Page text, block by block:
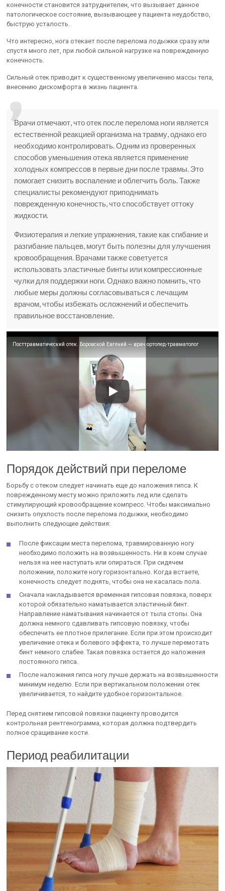
конечности становится затруднителен, что вызывает данное
патологическое состояние, вызывающее у пациента неудобство,
быструю усталость.
Что интересно, нога отекает после перелома лодыжки сразу или
спустя много лет, при любой сильной нагрузке на поврежденную
конечность.
Сильный отек приводит к существенному увеличению массы тела,
внесению дискомфорта в жизнь пациента.
Врачи отмечают, что отек после перелома ноги является
естественной реакцией организма на травму, однако его
необходимо контролировать. Одним из проверенных
способов уменьшения отека является применение
холодных компрессов в первые дни после травмы. Это
помогает снизить воспаление и облегчить боль. Также
специалисты рекомендуют приподнимать
поврежденную конечность, что способствует оттоку
жидкости.
Физиотерапия и легкие упражнения, такие как сгибание и
разгибание пальцев, могут быть полезны для улучшения
кровообращения. Врачами также советуется
использовать эластичные бинты или компрессионные
чулки для поддержки ноги. Однако важно помнить, что
любые меры должны согласовываться с лечащим
врачом, чтобы избежать осложнений и обеспечить
правильное восстановление.
Посттравматический отек. Боровской Евгений — врач ортопед-травматолог
Порядок действий при переломе
Борьбу с отеком следует начинать еще до наложения гипса. К
поврежденному месту можно приложить лед или сделать
стимулирующий кровообращение компресс. Чтобы максимально
снизить опухлость после перелома лодыжки, необходимо
выполнить следующие действия:
После фиксации места перелома, травмированную ногу
необходимо положить на возвышенность. Ни в коем случае
нельзя на нее наступать или опираться. При сидячем
положении, положите ногу горизонтально. Когда встаете,
конечность следует поднять, чтобы она не касалась пола.
Сначала накладывается временная гипсовая повязка, поверх
которой обязательно наматывается эластичный бинт.
Направление наматывания начинается от тыла стопы. Она
должна немного сдавливать гипсовую повязку, чтобы
обеспечить ее плотное прилегание. Если при этом происходит
увеличение отека и болевого эффекта, то лучше перемотать
бинт немного слабее. Такая повязка остается до наложения
постоянного гипса.
После наложения гипса ногу лучше держать на возвышенности
минимум неделю. Если при вертикальном положении отек
увеличивается, то найдите удобное горизонтальное.
Перед снятием гипсовой повязки пациенту проводится
контрольная рентгенограмма, которая должна подтвердить
полное сращивание кости.
Период реабилитации